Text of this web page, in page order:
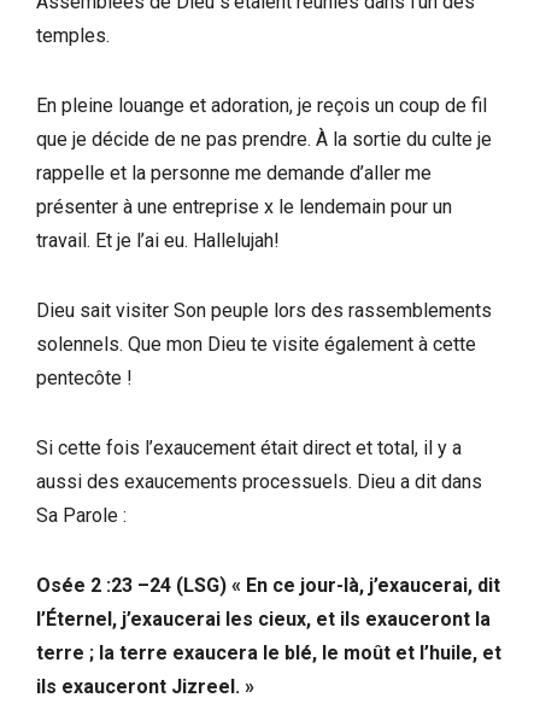
temples.
En pleine louange et adoration, je reçois un coup de fil
que je décide de ne pas prendre. À la sortie du culte je
rappelle et la personne me demande d’aller me
présenter à une entreprise x le lendemain pour un
travail. Et je l’ai eu. Hallelujah!
Dieu sait visiter Son peuple lors des rassemblements
solennels. Que mon Dieu te visite également à cette
pentecôte !
Si cette fois l’exaucement était direct et total, il y a
aussi des exaucements processuels. Dieu a dit dans
Sa Parole :
Osée 2 :23 –24 (LSG) « En ce jour-là, j’exaucerai, dit
l’Éternel, j’exaucerai les cieux, et ils exauceront la
terre ; la terre exaucera le blé, le moût et l’huile, et
ils exauceront Jizreel. »